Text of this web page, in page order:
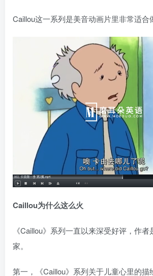
Caillou这一系列是美音动画片里非常适合
Caillou为什么这么火
《Caillou》系列一直以来深受好评，作
家。
第一，《Caillou》系列关于儿童心里的描